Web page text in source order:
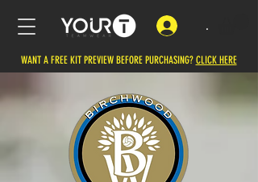
.
WANT A FREE KIT PREVIEW BEFORE PURCHASING? CLICK HERE